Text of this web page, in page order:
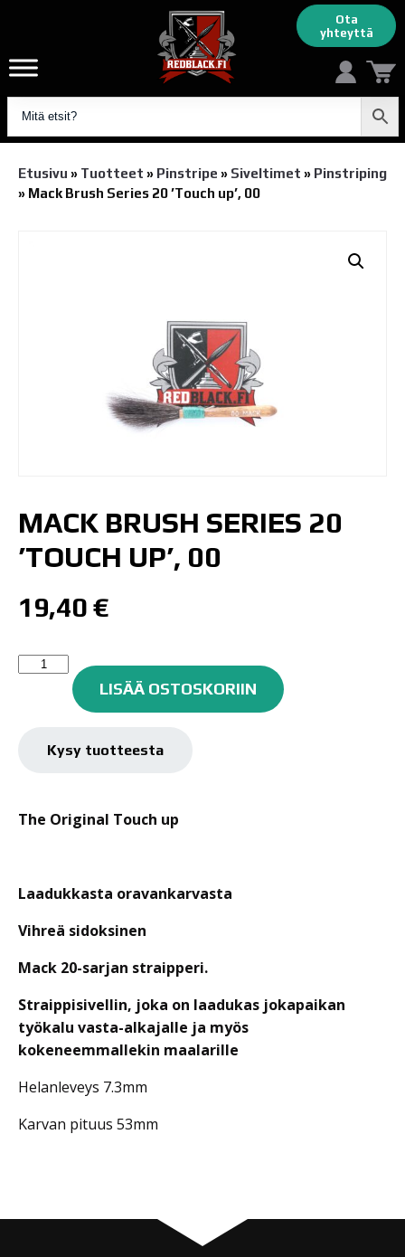
Ota
yhteyttä
Etusivu » Tuotteet » Pinstripe » Siveltimet » Pinstriping
» Mack Brush Series 20 ’Touch up’, 00
MACK BRUSH SERIES 20
’TOUCH UP’, 00
19,40 €
Mack
'Touch
määrä
LISÄÄ OSTOSKORIIN
Kysy tuotteesta
The Original Touch up
Laadukkasta oravankarvasta
Vihreä sidoksinen
Mack 20-sarjan straipperi.
Straippisivellin, joka on laadukas jokapaikan
työkalu vasta-alkajalle ja myös
kokeneemmallekin maalarille
Helanleveys 7.3mm
Karvan pituus 53mm